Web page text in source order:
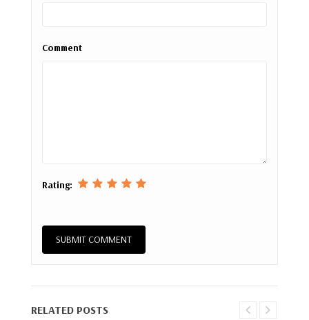
Comment
Rating:
RELATED POSTS